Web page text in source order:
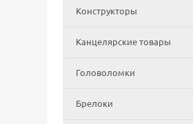
Конструкторы
Канцелярские товары
Головоломки
Брелоки